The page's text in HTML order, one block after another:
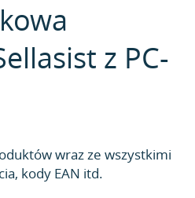
z PC-
wraz ze wszystkimi
kody EAN itd.